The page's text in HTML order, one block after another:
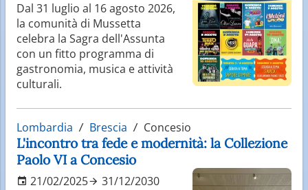
Dal 31 luglio al 16 agosto 2026,
la comunità di Mussetta
celebra la Sagra dell'Assunta
con un fitto programma di
gastronomia, musica e attività
culturali.
Lombardia Brescia Concesio
L'incontro tra fede e modernità: la Collezione
Paolo VI a Concesio
21/02/2025
31/12/2030